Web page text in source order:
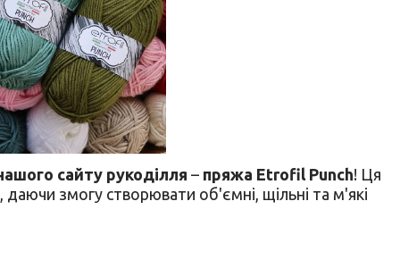
сайту рукоділля – пряжа Etrofil Punch! Ця
, даючи змогу створювати об'ємні, щільні та м'які